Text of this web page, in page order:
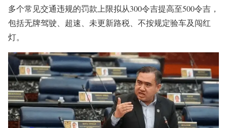
多个常见交通违规的罚款上限拟从300令吉提高至500令吉，
包括无牌驾驶、超速、未更新路税、不按规定验车及闯红
灯。